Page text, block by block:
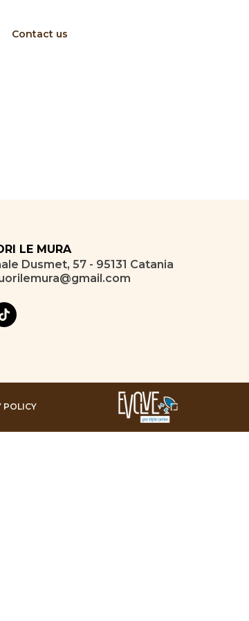
Contact us
LE MURA
Dusmet, 57 - 95131 Catania
POLICY